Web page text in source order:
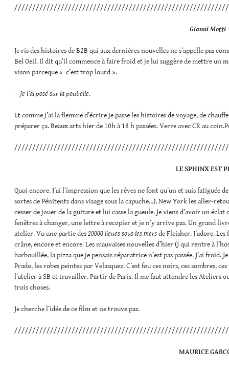
Gianni Motti
Je ris des histoires de B2B qui aux dernières nouvelles ne s’appelle pas
Bel Oeil. Il dit qu’il commence à faire froid et je lui suggère de mettre un
vison parceque « c’est trop lourd ».
—Je l’ai posé sur la poubelle.
Et comme j’ai la flemme d’écrire je passe les histoires de voyage, de
préparer ça. Beaux arts hier de 10h à 18 h passées. Verre avec CR au
LE SPHINX EST
Quoi encore. J’ai l’impression que les rêves ne font qu’un et suis fatiguée
sortes de Pénitents dans visage sous la capuche…), New York les aller-
cesser de jouer de la guitare et lui casse la gueule. Je viens d’avoir un
fenêtres à changer, une lettre à recopier et je n’y arrive pas. Un grand
atelier. Vu une partie des20000 lieues sous les mersde Fleisher. J’adore.
crâne, encore et encore. Les mauvaises nouvelles d’hier (J qui rentre à
barbouillée, la pizza que je pensais réparatrice n’est pas passée. J’ai froid.
Prado, les robes peintes par Velasquez. C’est fou ces noirs, ces sombres,
l’atelier à SB et travailler. Partir de Paris. Il me faut attendre les Ateliers
trois choses.
Je cherche l’idée de ce film et ne trouve pas.
MAURICE